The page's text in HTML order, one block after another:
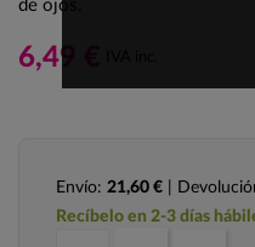
de ojos.
6,49 €
Envío: 21,60 € |
Recíbelo en 2-3 días